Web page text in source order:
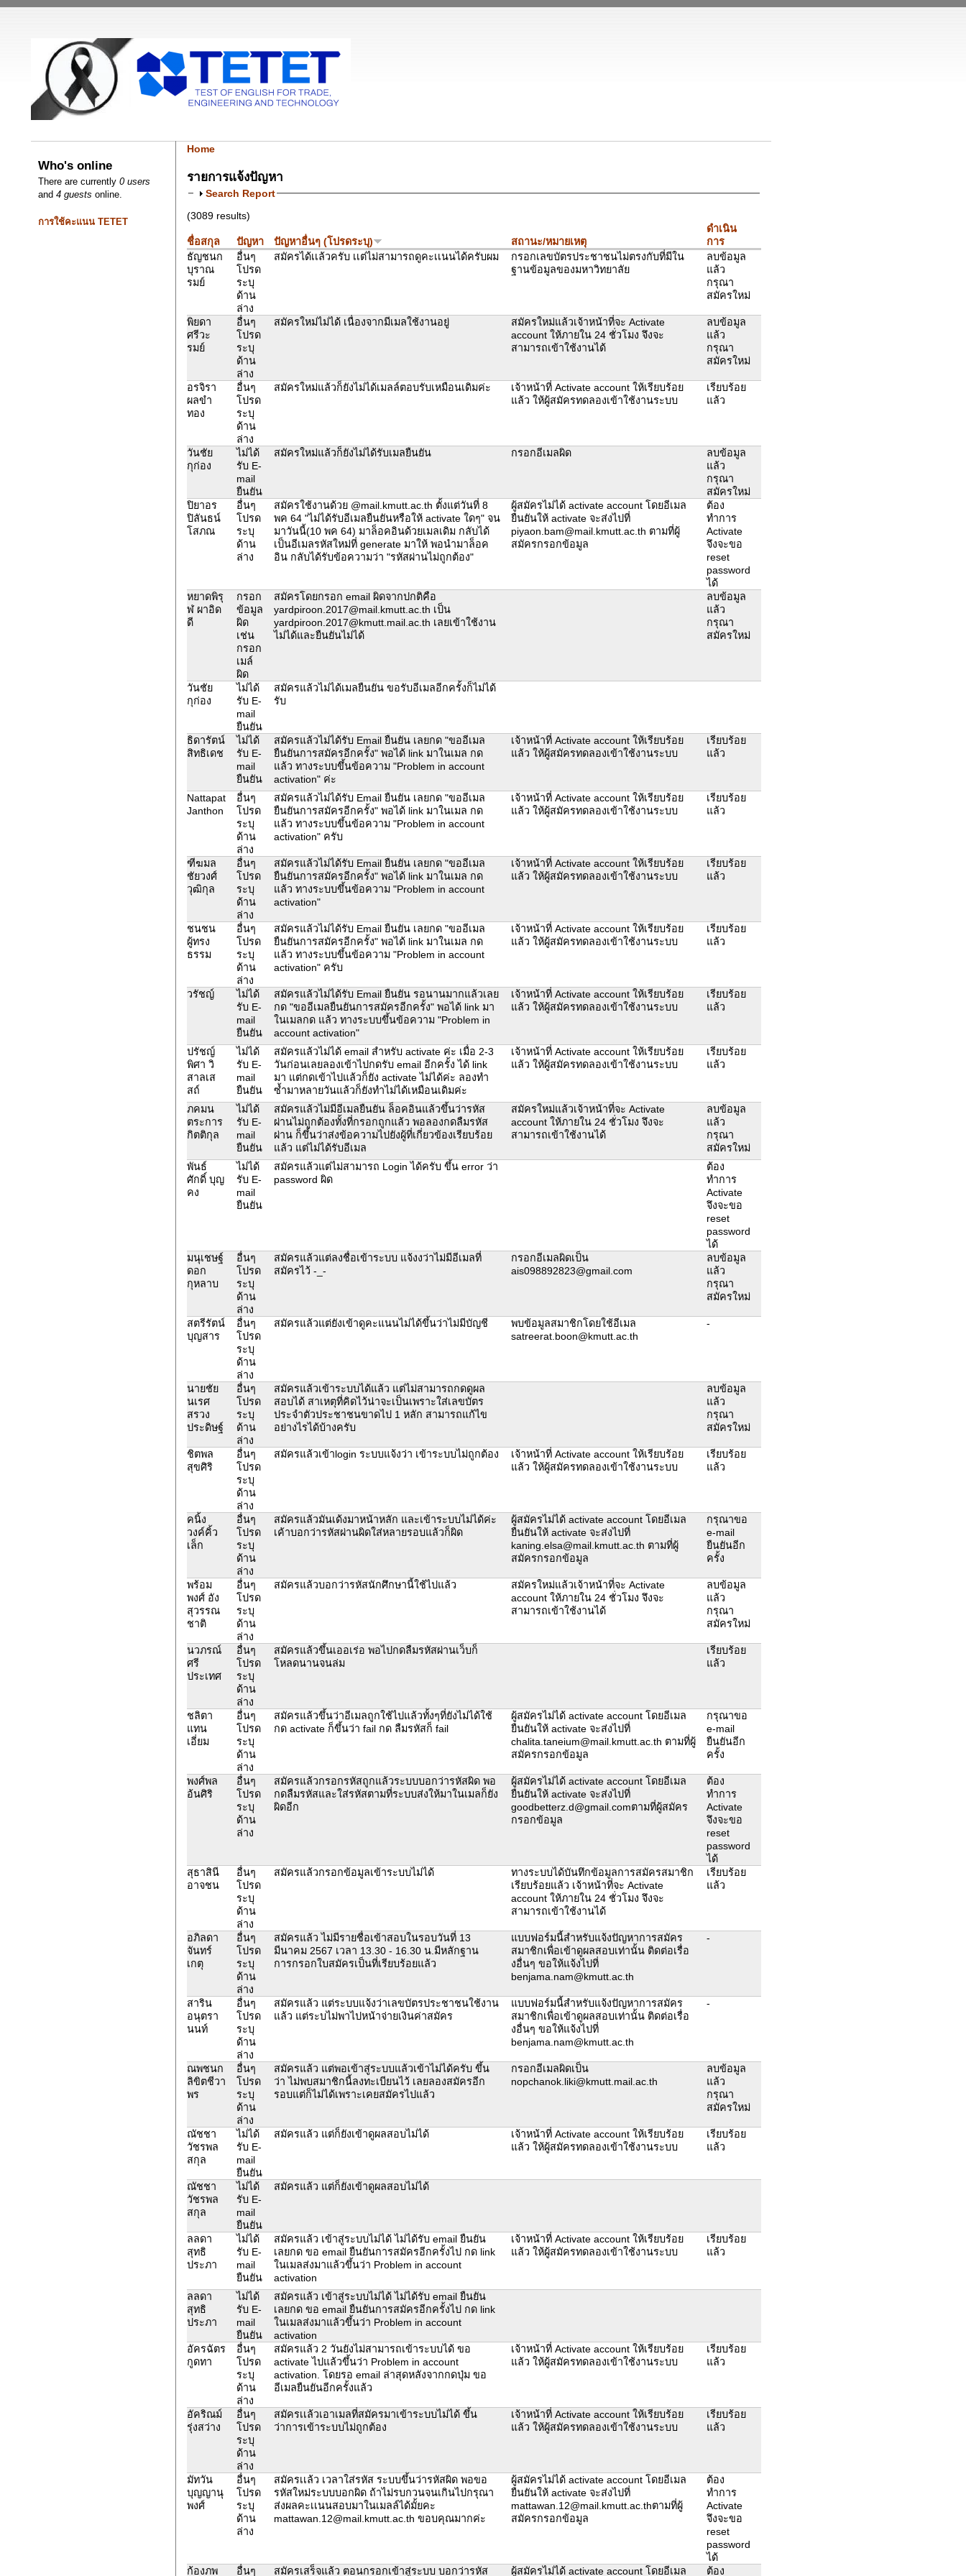
Who's online
There are currently0 users
and4 guests online.
การใช้คะแนน TETET
Home
รายการแจ้งปัญหา
Search Report
(3089 results)
ชื่อสกุล ปัญหา ปัญหาอื่นๆ (โปรดระบุ) สถานะ/หมายเหตุ
ดำเนิน
การ
ธัญชนก
บุราณ
รมย์
อื่นๆ
โปรด
ระบุ
ด้าน
ล่าง
สมัครได้เเล้วครับ เเต่ไม่สามารถดูคะเเนนได้ครับผม
กรอกเลขบัตรประชาชนไม่ตรงกับที่มีใน
ฐานข้อมูลของมหาวิทยาลัย
ลบข้อมูล
แล้ว
กรุณา
สมัครใหม่
พิยดา
ศรีวะ
รมย์
อื่นๆ
โปรด
ระบุ
ด้าน
ล่าง
สมัครใหม่ไม่ได้ เนื่องจากมีเมลใช้งานอยู่
สมัครใหม่แล้วเจ้าหน้าที่จะ Activate
account ให้ภายใน 24 ชั่วโมง จึงจะ
สามารถเข้าใช้งานได้
ลบข้อมูล
แล้ว
กรุณา
สมัครใหม่
อรจิรา
ผลขำ
ทอง
อื่นๆ
โปรด
ระบุ
ด้าน
ล่าง
สมัครใหม่แล้วก็ยังไม่ได้เมลล์ตอบรับเหมือนเดิมค่ะ
เจ้าหน้าที่ Activate account ให้เรียบร้อย
แล้ว ให้ผู้สมัครทดลองเข้าใช้งานระบบ
เรียบร้อย
แล้ว
วันชัย
กุก่อง
ไม่ได้
รับ E-
mail
ยืนยัน
สมัครใหม่แล้วก็ยังไม่ได้รับเมลยืนยัน กรอกอีเมลผิด
ลบข้อมูล
แล้ว
กรุณา
สมัครใหม่
ปิยาอร
ปิลันธน์
โสภณ
อื่นๆ
โปรด
ระบุ
ด้าน
ล่าง
สมัครใช้งานด้วย @mail.kmutt.ac.th ตั้งแต่วันที่ 8
พค 64 "ไม่ได้รับอีเมลยืนยันหรือให้ activate ใดๆ" จน
มาวันนี้(10 พค 64) มาล็อคอินด้วยเมลเดิม กลับได้
เป็นอีเมลรหัสใหม่ที่ generate มาให้ พอนำมาล็อค
อิน กลับได้รับข้อความว่า "รหัสผ่านไม่ถูกต้อง"
ผู้สมัครไม่ได้ activate account โดยอีเมล
ยืนยันให้ activate จะส่งไปที่
piyaon.bam@mail.kmutt.ac.th ตามที่ผู้
สมัครกรอกข้อมูล
ต้อง
ทำการ
Activate
จึงจะขอ
reset
password
ได้
หยาดพิรุ
ฬ ผาอิด
ดี
กรอก
ข้อมูล
ผิด
เช่น
กรอก
เมล์
ผิด
สมัครโดยกรอก email ผิดจากปกติคือ
yardpiroon.2017@mail.kmutt.ac.th เป็น
yardpiroon.2017@kmutt.mail.ac.th เลยเข้าใช้งาน
ไม่ได้และยืนยันไม่ได้
ลบข้อมูล
แล้ว
กรุณา
สมัครใหม่
วันชัย
กุก่อง
ไม่ได้
รับ E-
mail
ยืนยัน
สมัครแล้วไม่ได้เมลยืนยัน ขอรับอีเมลอีกครั้งก็ไม่ได้
รับ
ธิดารัตน์
สิทธิเดช
ไม่ได้
รับ E-
mail
ยืนยัน
สมัครแล้วไม่ได้รับ Email ยืนยัน เลยกด "ขออีเมล
ยืนยันการสมัครอีกครั้ง" พอได้ link มาในเมล กด
แล้ว ทางระบบขึ้นข้อความ "Problem in account
activation" ค่ะ
เจ้าหน้าที่ Activate account ให้เรียบร้อย
แล้ว ให้ผู้สมัครทดลองเข้าใช้งานระบบ
เรียบร้อย
แล้ว
Nattapat
Janthon
อื่นๆ
โปรด
ระบุ
ด้าน
ล่าง
สมัครแล้วไม่ได้รับ Email ยืนยัน เลยกด "ขออีเมล
ยืนยันการสมัครอีกครั้ง" พอได้ link มาในเมล กด
แล้ว ทางระบบขึ้นข้อความ "Problem in account
activation" ครับ
เจ้าหน้าที่ Activate account ให้เรียบร้อย
แล้ว ให้ผู้สมัครทดลองเข้าใช้งานระบบ
เรียบร้อย
แล้ว
ฑีฆมล
ชัยวงศ์
วุฒิกุล
อื่นๆ
โปรด
ระบุ
ด้าน
ล่าง
สมัครแล้วไม่ได้รับ Email ยืนยัน เลยกด "ขออีเมล
ยืนยันการสมัครอีกครั้ง" พอได้ link มาในเมล กด
แล้ว ทางระบบขึ้นข้อความ "Problem in account
activation"
เจ้าหน้าที่ Activate account ให้เรียบร้อย
แล้ว ให้ผู้สมัครทดลองเข้าใช้งานระบบ
เรียบร้อย
แล้ว
ชนชน
ผู้ทรง
ธรรม
อื่นๆ
โปรด
ระบุ
ด้าน
ล่าง
สมัครแล้วไม่ได้รับ Email ยืนยัน เลยกด "ขออีเมล
ยืนยันการสมัครอีกครั้ง" พอได้ link มาในเมล กด
แล้ว ทางระบบขึ้นข้อความ "Problem in account
activation" ครับ
เจ้าหน้าที่ Activate account ให้เรียบร้อย
แล้ว ให้ผู้สมัครทดลองเข้าใช้งานระบบ
เรียบร้อย
แล้ว
วรัชญ์
ไม่ได้
รับ E-
mail
ยืนยัน
สมัครแล้วไม่ได้รับ Email ยืนยัน รอนานมากแล้วเลย
กด "ขออีเมลยืนยันการสมัครอีกครั้ง" พอได้ link มา
ในเมลกด แล้ว ทางระบบขึ้นข้อความ "Problem in
account activation"
เจ้าหน้าที่ Activate account ให้เรียบร้อย
แล้ว ให้ผู้สมัครทดลองเข้าใช้งานระบบ
เรียบร้อย
แล้ว
ปรัชญ์
พิศา วิ
สาลเส
สถ์
ไม่ได้
รับ E-
mail
ยืนยัน
สมัครแล้วไม่ได้ email สำหรับ activate ค่ะ เมื่อ 2-3
วันก่อนเลยลองเข้าไปกดรับ email อีกครั้ง ได้ link
มา แต่กดเข้าไปแล้วก็ยัง activate ไม่ได้ค่ะ ลองทำ
ซ้ำมาหลายวันแล้วก็ยังทำไม่ได้เหมือนเดิมค่ะ
เจ้าหน้าที่ Activate account ให้เรียบร้อย
แล้ว ให้ผู้สมัครทดลองเข้าใช้งานระบบ
เรียบร้อย
แล้ว
ภคมน
ตระการ
กิตติกุล
ไม่ได้
รับ E-
mail
ยืนยัน
สมัครแล้วไม่มีอีเมลยืนยัน ล็อคอินแล้วขึ้นว่ารหัส
ผ่านไม่ถูกต้องทั้งที่กรอกถูกแล้ว พอลองกดลืมรหัส
ผ่าน ก็ขึ้นว่าส่งข้อความไปยังผู้ที่เกี่ยวข้องเรียบร้อย
แล้ว แต่ไม่ได้รับอีเมล
สมัครใหม่แล้วเจ้าหน้าที่จะ Activate
account ให้ภายใน 24 ชั่วโมง จึงจะ
สามารถเข้าใช้งานได้
ลบข้อมูล
แล้ว
กรุณา
สมัครใหม่
พันธ์
ศักดิ์ บุญ
คง
ไม่ได้
รับ E-
mail
ยืนยัน
สมัครแล้วแต่ไม่สามารถ Login ได้ครับ ขึ้น error ว่า
password ผิด
ต้อง
ทำการ
Activate
จึงจะขอ
reset
password
ได้
มนุเชษฐ์
ดอก
กุหลาบ
อื่นๆ
โปรด
ระบุ
ด้าน
ล่าง
สมัครแล้วแต่ลงชื่อเข้าระบบ แจ้งงว่าไม่มีอีเมลที่
สมัครไว้ -_-
กรอกอีเมลผิดเป็น
ais098892823@gmail.com
ลบข้อมูล
แล้ว
กรุณา
สมัครใหม่
สตรีรัตน์
บุญสาร
อื่นๆ
โปรด
ระบุ
ด้าน
ล่าง
สมัครแล้วแต่ยังเข้าดูคะแนนไม่ได้ขึ้นว่าไม่มีบัญชี
พบข้อมูลสมาชิกโดยใช้อีเมล
satreerat.boon@kmutt.ac.th
-
นายชัย
นเรศ
สรวง
ประดิษฐ์
อื่นๆ
โปรด
ระบุ
ด้าน
ล่าง
สมัครแล้วเข้าระบบได้แล้ว แต่ไม่สามารถกดดูผล
สอบได้ สาเหตุที่คิดไว้น่าจะเป็นเพราะใส่เลขบัตร
ประจำตัวประชาชนขาดไป 1 หลัก สามารถแก้ไข
อย่างไรได้บ้างครับ
ลบข้อมูล
แล้ว
กรุณา
สมัครใหม่
ชิตพล
สุขศิริ
อื่นๆ
โปรด
ระบุ
ด้าน
ล่าง
สมัครแล้วเข้าlogin ระบบแจ้งว่า เข้าระบบไม่ถูกต้อง
เจ้าหน้าที่ Activate account ให้เรียบร้อย
แล้ว ให้ผู้สมัครทดลองเข้าใช้งานระบบ
เรียบร้อย
แล้ว
คนิ้ง
วงค์คิ้ว
เล็ก
อื่นๆ
โปรด
ระบุ
ด้าน
ล่าง
สมัครแล้วมันเด้งมาหน้าหลัก และเข้าระบบไม่ได้ค่ะ
เค้าบอกว่ารหัสผ่านผิดใส่หลายรอบแล้วก็ผิด
ผู้สมัครไม่ได้ activate account โดยอีเมล
ยืนยันให้ activate จะส่งไปที่
kaning.elsa@mail.kmutt.ac.th ตามที่ผู้
สมัครกรอกข้อมูล
กรุณาขอ
e-mail
ยืนยันอีก
ครั้ง
พร้อม
พงศ์ อัง
สุวรรณ
ชาติ
อื่นๆ
โปรด
ระบุ
ด้าน
ล่าง
สมัครแล้วบอกว่ารหัสนักศึกษานี้ใช้ไปแล้ว
สมัครใหม่แล้วเจ้าหน้าที่จะ Activate
account ให้ภายใน 24 ชั่วโมง จึงจะ
สามารถเข้าใช้งานได้
ลบข้อมูล
แล้ว
กรุณา
สมัครใหม่
นวภรณ์
ศรี
ประเทศ
อื่นๆ
โปรด
ระบุ
ด้าน
ล่าง
สมัครแล้วขึ้นเออเร่อ พอไปกดลืมรหัสผ่านเว็บก็
โหลดนานจนล่ม
เรียบร้อย
แล้ว
ชลิตา
แทน
เอี่ยม
อื่นๆ
โปรด
ระบุ
ด้าน
ล่าง
สมัครแล้วขึ้นว่าอีเมลถูกใช้ไปแล้วทั้งๆที่ยังไม่ได้ใช้
กด activate ก็ขึ้นว่า fail กด ลืมรหัสก็ fail
ผู้สมัครไม่ได้ activate account โดยอีเมล
ยืนยันให้ activate จะส่งไปที่
chalita.taneium@mail.kmutt.ac.th ตามที่ผู้
สมัครกรอกข้อมูล
กรุณาขอ
e-mail
ยืนยันอีก
ครั้ง
พงศ์พล
อ้นศิริ
อื่นๆ
โปรด
ระบุ
ด้าน
ล่าง
สมัครแล้วกรอกรหัสถูกแล้วระบบบอกว่ารหัสผิด พอ
กดลืมรหัสและใส่รหัสตามที่ระบบส่งให้มาในเมลก็ยัง
ผิดอีก
ผู้สมัครไม่ได้ activate account โดยอีเมล
ยืนยันให้ activate จะส่งไปที่
goodbetterz.d@gmail.comตามที่ผู้สมัคร
กรอกข้อมูล
ต้อง
ทำการ
Activate
จึงจะขอ
reset
password
ได้
สุธาสินี
อาจชน
อื่นๆ
โปรด
ระบุ
ด้าน
ล่าง
สมัครแล้วกรอกข้อมูลเข้าระบบไม่ได้
ทางระบบได้บันทึกข้อมูลการสมัครสมาชิก
เรียบร้อยแล้ว เจ้าหน้าที่จะ Activate
account ให้ภายใน 24 ชั่วโมง จึงจะ
สามารถเข้าใช้งานได้
เรียบร้อย
แล้ว
อภิลดา
จันทร์
เกตุ
อื่นๆ
โปรด
ระบุ
ด้าน
ล่าง
สมัครแล้ว ไม่มีรายชื่อเข้าสอบในรอบวันที่ 13
มีนาคม 2567 เวลา 13.30 - 16.30 น.มีหลักฐาน
การกรอกใบสมัครเป็นที่เรียบร้อยแล้ว
แบบฟอร์มนี้สำหรับแจ้งปัญหาการสมัคร
สมาชิกเพื่อเข้าดูผลสอบเท่านั้น ติดต่อเรื่อ
งอื่นๆ ขอให้แจ้งไปที่
benjama.nam@kmutt.ac.th
-
สาริน
อนุตรา
นนท์
อื่นๆ
โปรด
ระบุ
ด้าน
ล่าง
สมัครแล้ว แต่ระบบแจ้งว่าเลขบัตรประชาชนใช้งาน
แล้ว แต่ระบไม่พาไปหน้าจ่ายเงินค่าสมัคร
แบบฟอร์มนี้สำหรับแจ้งปัญหาการสมัคร
สมาชิกเพื่อเข้าดูผลสอบเท่านั้น ติดต่อเรื่อ
งอื่นๆ ขอให้แจ้งไปที่
benjama.nam@kmutt.ac.th
-
ณพชนก
ลิขิตชีวา
พร
อื่นๆ
โปรด
ระบุ
ด้าน
ล่าง
สมัครแล้ว แต่พอเข้าสู่ระบบแล้วเข้าไม่ได้ครับ ขึ้น
ว่า ไม่พบสมาชิกนี้ลงทะเบียนไว้ เลยลองสมัครอีก
รอบแต่ก็ไม่ได้เพราะเคยสมัครไปแล้ว
กรอกอีเมลผิดเป็น
nopchanok.liki@kmutt.mail.ac.th
ลบข้อมูล
แล้ว
กรุณา
สมัครใหม่
ณัชชา
วัชรพล
สกุล
ไม่ได้
รับ E-
mail
ยืนยัน
สมัครแล้ว แต่ก็ยังเข้าดูผลสอบไม่ได้
เจ้าหน้าที่ Activate account ให้เรียบร้อย
แล้ว ให้ผู้สมัครทดลองเข้าใช้งานระบบ
เรียบร้อย
แล้ว
ณัชชา
วัชรพล
สกุล
ไม่ได้
รับ E-
mail
ยืนยัน
สมัครแล้ว แต่ก็ยังเข้าดูผลสอบไม่ได้
ลลดา
สุทธิ
ประภา
ไม่ได้
รับ E-
mail
ยืนยัน
สมัครแล้ว เข้าสู่ระบบไม่ได้ ไม่ได้รับ email ยืนยัน
เลยกด ขอ email ยืนยันการสมัครอีกครั้งไป กด link
ในเมลส่งมาแล้วขึ้นว่า Problem in account
activation
เจ้าหน้าที่ Activate account ให้เรียบร้อย
แล้ว ให้ผู้สมัครทดลองเข้าใช้งานระบบ
เรียบร้อย
แล้ว
ลลดา
สุทธิ
ประภา
ไม่ได้
รับ E-
mail
ยืนยัน
สมัครแล้ว เข้าสู่ระบบไม่ได้ ไม่ได้รับ email ยืนยัน
เลยกด ขอ email ยืนยันการสมัครอีกครั้งไป กด link
ในเมลส่งมาแล้วขึ้นว่า Problem in account
activation
อัครฉัตร
กูดทา
อื่นๆ
โปรด
ระบุ
ด้าน
ล่าง
สมัครแล้ว 2 วันยังไม่สามารถเข้าระบบได้ ขอ
activate ไปแล้วขึ้นว่า Problem in account
activation. โดยรอ email ล่าสุดหลังจากกดปุ่ม ขอ
อีเมลยืนยันอีกครั้งแล้ว
เจ้าหน้าที่ Activate account ให้เรียบร้อย
แล้ว ให้ผู้สมัครทดลองเข้าใช้งานระบบ
เรียบร้อย
แล้ว
อัคริณม์
รุ่งสว่าง
อื่นๆ
โปรด
ระบุ
ด้าน
ล่าง
สมัครเเล้วเอาเมลที่สมัครมาเข้าระบบไม่ได้ ขึ้น
ว่าการเข้าระบบไม่ถูกต้อง
เจ้าหน้าที่ Activate account ให้เรียบร้อย
แล้ว ให้ผู้สมัครทดลองเข้าใช้งานระบบ
เรียบร้อย
แล้ว
มัทวัน
บุญญานุ
พงศ์
อื่นๆ
โปรด
ระบุ
ด้าน
ล่าง
สมัครเเล้ว เวลาใส่รหัส ระบบขึ้นว่ารหัสผิด พอขอ
รหัสใหม่ระบบบอกผิด ถ้าไม่รบกวนจนเกินไปกรุณา
ส่งผลคะเเนนสอบมาในเมลล์ได้มั้ยคะ
mattawan.12@mail.kmutt.ac.th ขอบคุณมากค่ะ
ผู้สมัครไม่ได้ activate account โดยอีเมล
ยืนยันให้ activate จะส่งไปที่
mattawan.12@mail.kmutt.ac.thตามที่ผู้
สมัครกรอกข้อมูล
ต้อง
ทำการ
Activate
จึงจะขอ
reset
password
ได้
ก้องภพ
อื่นๆ สมัครเสร็จแล้ว ตอนกรอกเข้าสู่ระบบ บอกว่ารหัส ผู้สมัครไม่ได้ activate account โดยอีเมล ต้อง